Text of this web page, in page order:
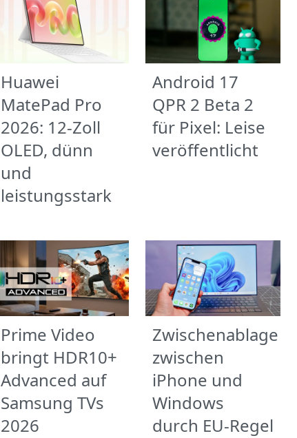
Huawei
MatePad Pro
2026: 12-Zoll
OLED, dünn
und
leistungsstark
Android 17
QPR 2 Beta 2
für Pixel: Leise
veröffentlicht
Prime Video
bringt HDR10+
Advanced auf
Samsung TVs
2026
Zwischenablage
zwischen
iPhone und
Windows
durch EU-Regel